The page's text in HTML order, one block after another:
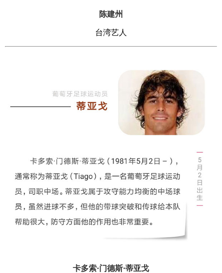
陈建州
台湾艺人
卡多索·门德斯·蒂亚戈